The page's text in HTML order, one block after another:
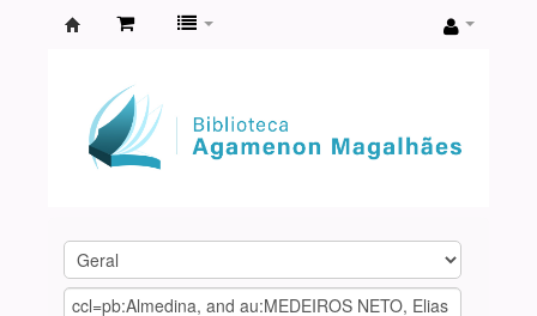
Agamenon
Magalhães